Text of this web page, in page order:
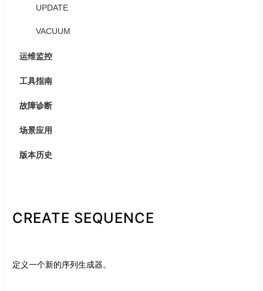
UPDATE
VACUUM
运维监控
工具指南
故障诊断
场景应用
版本历史
CREATE SEQUENCE
定义一个新的序列生成器。